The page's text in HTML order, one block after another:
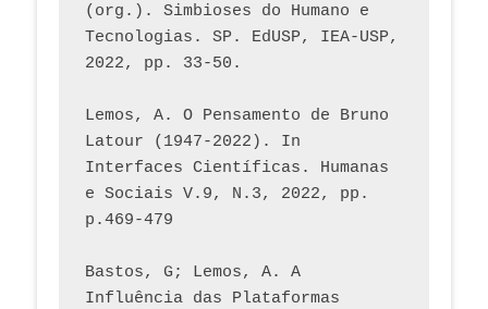
(org.). Simbioses do Humano e
Tecnologias. SP. EdUSP, IEA-USP,
2022, pp. 33-50.
Lemos, A. O Pensamento de Bruno
Latour (1947-2022). In
Interfaces Científicas. Humanas
e Sociais V.9, N.3, 2022, pp.
p.469-479
Bastos, G; Lemos, A. A
Influência das Plataformas